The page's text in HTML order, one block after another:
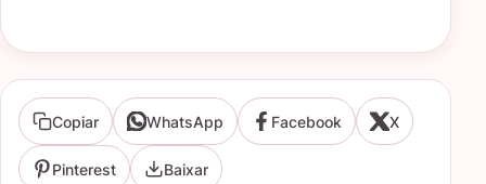
Copiar WhatsApp Facebook X
Pinterest Baixar